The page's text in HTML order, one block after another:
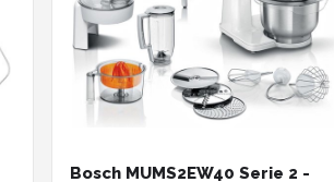
Bosch MUMS2EW40 Serie 2 -